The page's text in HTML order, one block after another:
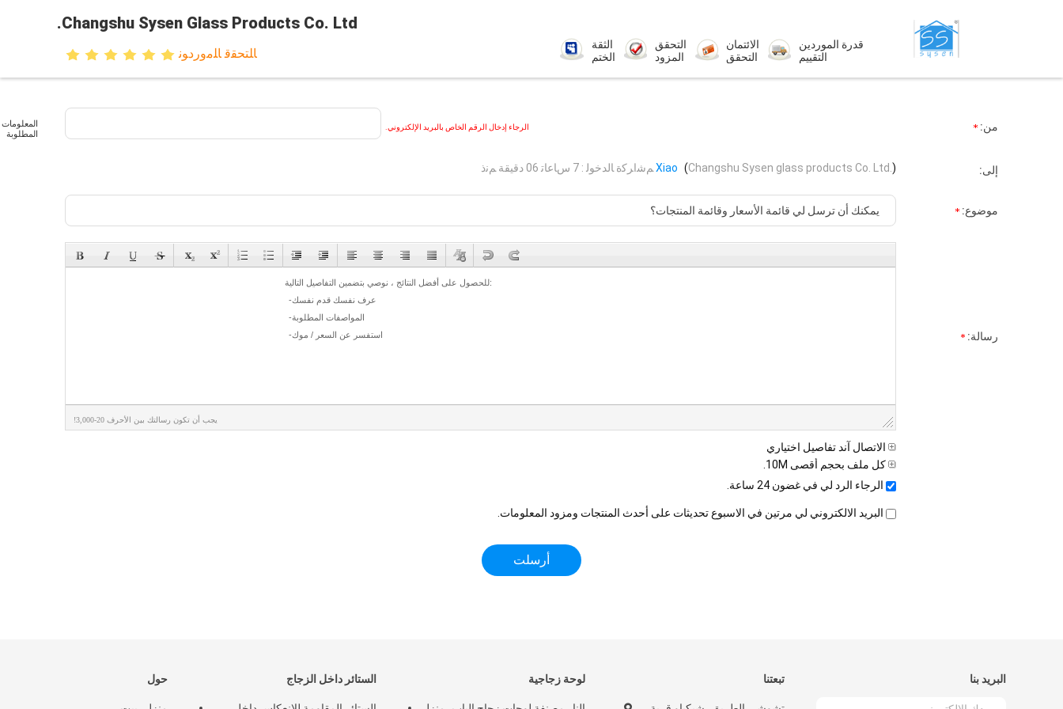
Changshu Sysen Glass Products Co. Ltd.
ﺎﻠﺘﺤﻘﻗ ﺎﻠﻣﻭﺭﺩﻮﻧ
الثقة
الختم
التحقق
المزود
الائتمان
التحقق
قدرة الموردين
التقييم
من: الرجاء إدخال الرقم الخاص بالبريد الإلكتروني.
المعلومات
المطلوبة
إلى: Xiao (Changshu Sysen glass products Co. Ltd. ) ﻢﺷﺍﺮﻛﺓ ﺎﻟﺪﺧﻮﻟ : 7 ﺱﺎﻋﺎﺗ 06 دقيقة ﻢﻧﺫ
موضوع:
رسالة:
يجب أن تكون رسالتك بين الأحرف 20-3,000!
الاتصال آند تفاصيل اختياري
كل ملف بحجم أقصى 10M.
الرجاء الرد لي في غضون 24 ساعة.
البريد الالكتروني لي مرتين في الاسبوع تحديثات على أحدث المنتجات ومزود المعلومات.
حول الستائر داخل الزجاج لوحة زجاجية تبعتنا البريد بنا